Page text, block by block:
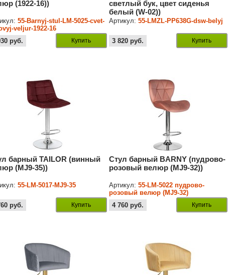
(1922-16))
55-Barnyj-stul-LM-5025-cvet-
veljur-1922-16
руб. Купить
светлый бук, цвет сиденья
белый (W-02))
Артикул:55-LMZL-PP638G-dsw-belyj
3 820 руб. Купить
барный TAILOR (винный
(MJ9-35))
55-LM-5017-MJ9-35
руб. Купить
Стул барный BARNY (пудрово-
розовый велюр (MJ9-32))
Артикул:55-LM-5022 пудрово-
розовый велюр (MJ9-32)
4 760 руб. Купить